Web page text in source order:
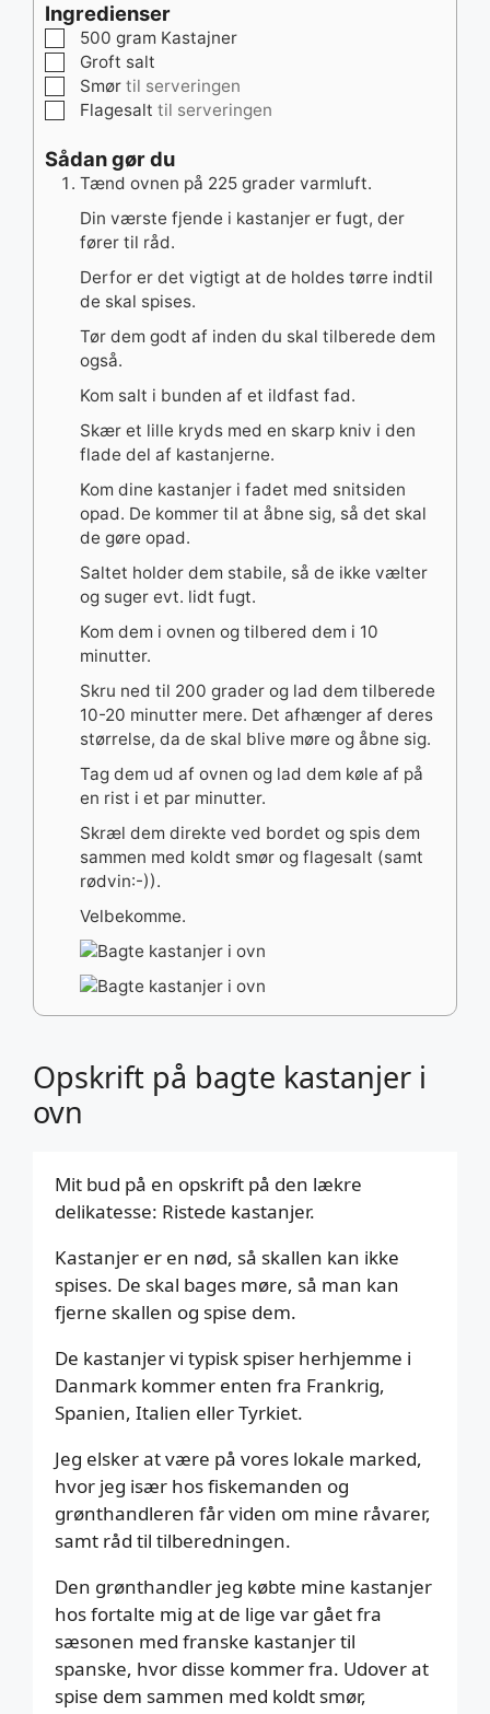
Opskrift på bagte kastanjer i
ovn
Mit bud på en opskrift på den lækre
delikatesse: Ristede kastanjer.
Kastanjer er en nød, så skallen kan ikke
spises. De skal bages møre, så man kan
fjerne skallen og spise dem.
De kastanjer vi typisk spiser herhjemme i
Danmark kommer enten fra Frankrig,
Spanien, Italien eller Tyrkiet.
Jeg elsker at være på vores lokale marked,
hvor jeg især hos fiskemanden og
grønthandleren får viden om mine råvarer,
samt råd til tilberedningen.
Den grønthandler jeg købte mine kastanjer
hos fortalte mig at de lige var gået fra
sæsonen med franske kastanjer til
spanske, hvor disse kommer fra. Udover at
spise dem sammen med koldt smør,
Ingredienser
▢
500 gram Kastajner
▢
Groft salt
▢
Smør til serveringen
▢
Flagesalt til serveringen
Sådan gør du
Tænd ovnen på 225 grader varmluft.
Din værste fjende i kastanjer er fugt, der
fører til råd.
Derfor er det vigtigt at de holdes tørre indtil
de skal spises.
Tør dem godt af inden du skal tilberede dem
også.
Kom salt i bunden af et ildfast fad.
Skær et lille kryds med en skarp kniv i den
flade del af kastanjerne.
Kom dine kastanjer i fadet med snitsiden
opad. De kommer til at åbne sig, så det skal
de gøre opad.
Saltet holder dem stabile, så de ikke vælter
og suger evt. lidt fugt.
Kom dem i ovnen og tilbered dem i 10
minutter.
Skru ned til 200 grader og lad dem tilberede
10-20 minutter mere. Det afhænger af deres
størrelse, da de skal blive møre og åbne sig.
Tag dem ud af ovnen og lad dem køle af på
en rist i et par minutter.
Skræl dem direkte ved bordet og spis dem
sammen med koldt smør og flagesalt (samt
rødvin:-)).
Velbekomme.